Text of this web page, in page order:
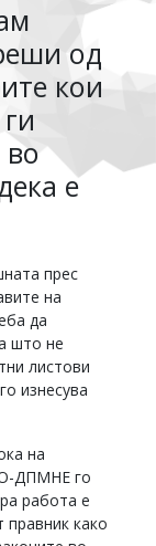
од
кои
во
е
прес
на
да
што не
листови
изнесува
на
ДПМНЕ го
работа е
правник како